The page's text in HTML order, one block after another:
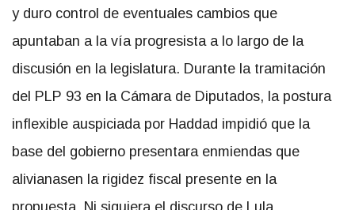
y duro control de eventuales cambios que
apuntaban a la vía progresista a lo largo de la
discusión en la legislatura. Durante la tramitación
del PLP 93 en la Cámara de Diputados, la postura
inflexible auspiciada por Haddad impidió que la
base del gobierno presentara enmiendas que
alivianasen la rigidez fiscal presente en la
propuesta. Ni siquiera el discurso de Lula